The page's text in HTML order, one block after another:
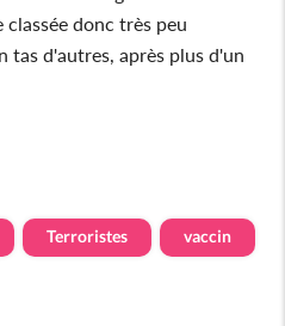
donc très peu
tas d'autres, après plus d'un
Terroristes vaccin